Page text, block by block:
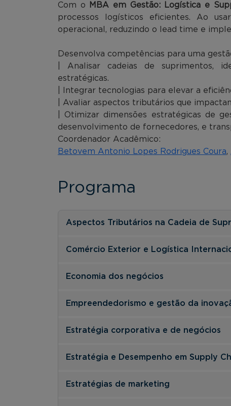
Com o
MBA em Gestão: Logística e
processos logísticos eficientes. Ao
operacional, reduzindo o lead time e
Desenvolva competências para uma
| Analisar cadeias de suprimentos,
estratégicas.
| Integrar tecnologias para elevar a
| Avaliar aspectos tributários que
| Otimizar dimensões estratégicas de
desenvolvimento de fornecedores, e
Coordenador Acadêmico:
Betovem Antonio Lopes Rodrigues Coura,
Programa
Aspectos Tributários na Cadeia de
Comércio Exterior e Logística
Economia dos negócios
Empreendedorismo e gestão da
Estratégia corporativa e de negócios
Estratégia e Desempenho em Supply
Estratégias de marketing